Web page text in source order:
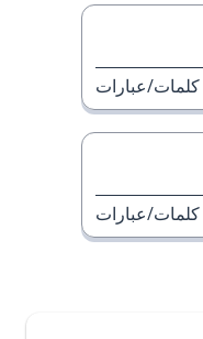
كلمات/عبارات
كلمات/عبارات